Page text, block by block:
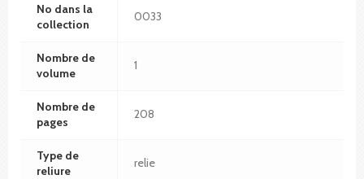
No dans la
collection
0033
Nombre de
volume
1
Nombre de
pages
208
Type de
reliure
relie